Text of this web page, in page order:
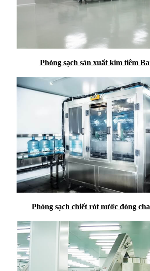
Phòng sạch sản xuất kim tiêm
Phòng sạch chiết rót nước đóng